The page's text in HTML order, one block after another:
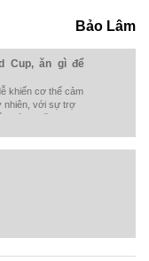
Bảo Lâm
Cup, ăn gì để
khiến cơ thể cảm
nhiên, với sự trợ